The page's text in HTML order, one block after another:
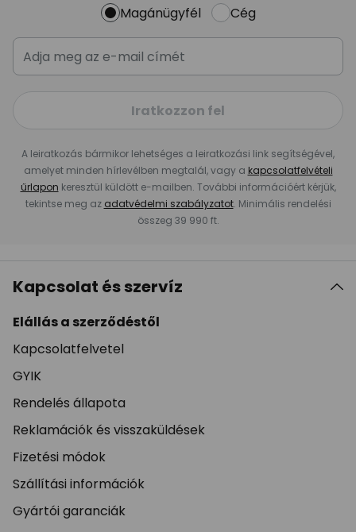
Magánügyfél Cég
Iratkozzon fel
A leiratkozás bármikor lehetséges a leiratkozási link segítségével,
amelyet minden hírlevélben megtalál, vagy a kapcsolatfelvételi
űrlapon keresztül küldött e-mailben. További információért kérjük,
tekintse meg az adatvédelmi szabályzatot. Minimális rendelési
összeg 39 990 ft.
Kapcsolat és szervíz
Elállás a szerződéstől
Kapcsolatfelvetel
GYIK
Rendelés állapota
Reklamációk és visszaküldések
Fizetési módok
Szállítási információk
Gyártói garanciák